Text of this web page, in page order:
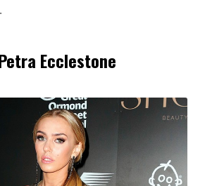
Ecclestone